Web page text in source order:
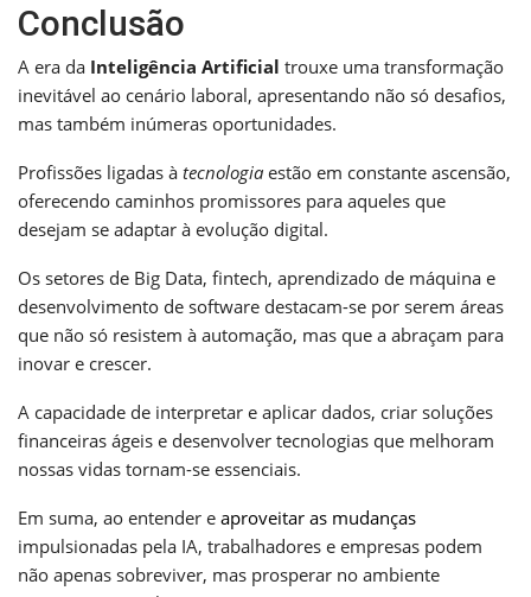
Conclusão
A era da Inteligência Artificial trouxe uma transformação
inevitável ao cenário laboral, apresentando não só desafios,
mas também inúmeras oportunidades.
Profissões ligadas à tecnologia estão em constante ascensão,
oferecendo caminhos promissores para aqueles que
desejam se adaptar à evolução digital.
Os setores de Big Data, fintech, aprendizado de máquina e
desenvolvimento de software destacam-se por serem áreas
que não só resistem à automação, mas que a abraçam para
inovar e crescer.
A capacidade de interpretar e aplicar dados, criar soluções
financeiras ágeis e desenvolver tecnologias que melhoram
nossas vidas tornam-se essenciais.
Em suma, ao entender e aproveitar as mudanças
impulsionadas pela IA, trabalhadores e empresas podem
não apenas sobreviver, mas prosperar no ambiente